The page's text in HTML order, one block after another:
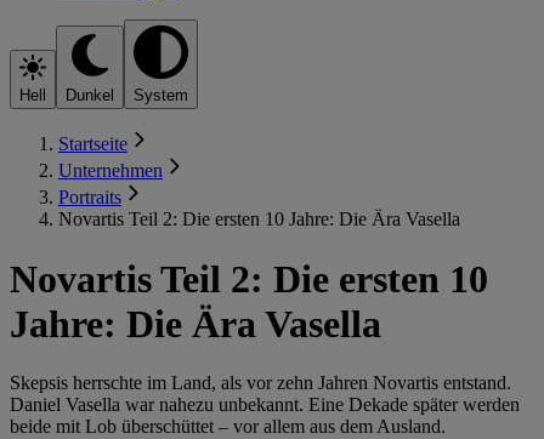
Hell Dunkel System
Startseite
Unternehmen
Portraits
Novartis Teil 2: Die ersten 10 Jahre: Die Ära Vasella
Novartis Teil 2: Die ersten 10
Jahre: Die Ära Vasella
Skepsis herrschte im Land, als vor zehn Jahren Novartis entstand.
Daniel Vasella war nahezu unbekannt. Eine Dekade später werden
beide mit Lob überschüttet – vor allem aus dem Ausland.